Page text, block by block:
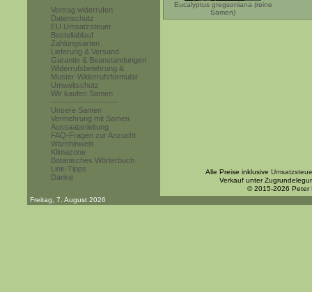
Vertrag widerrufen
Datenschutz
EU Umsatzsteuer
Bestellablauf
Zahlungsarten
Lieferung & Versand
Garantie & Beanstandungen
Widerrufsbelehrung &
Muster-Widerrufsformular
Umweltschutz
Wir kaufen Samen
------------------------
Unsere Samen
Vermehrung mit Samen
Aussaatanleitung
FAQ-Fragen zur Anzucht
Warnhinweis
Klimazone
Botanisches Wörterbuch
Link-Tipps
Danke
Eucalyptus gregsoniana (reine
Samen)
Alle Preise inklusive
Verkauf unter
© 2015-2026 Peter
Freitag, 7. August 2026